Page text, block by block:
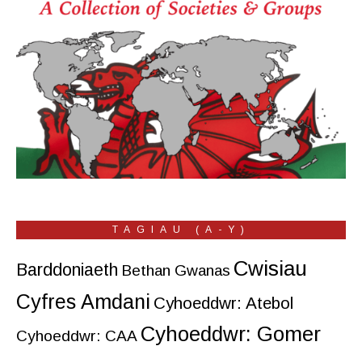
TAGIAU (A-Y)
Barddoniaeth Bethan Gwanas Cwisiau
Cyfres Amdani Cyhoeddwr: Atebol
Cyhoeddwr: CAA Cyhoeddwr: Gomer